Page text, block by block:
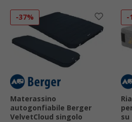
-37%
Materassino
autogonfiabile Berger
VelvetCloud singolo
-
su